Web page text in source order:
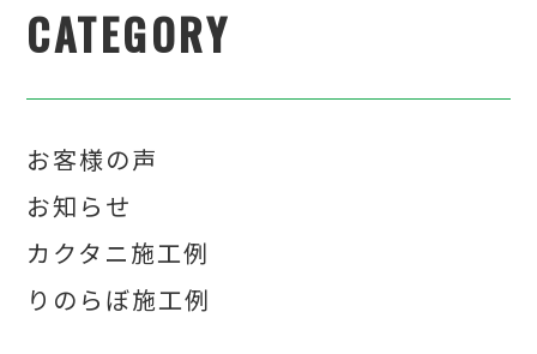
CATEGORY
お客様の声
お知らせ
カクタニ施工例
りのらぼ施工例